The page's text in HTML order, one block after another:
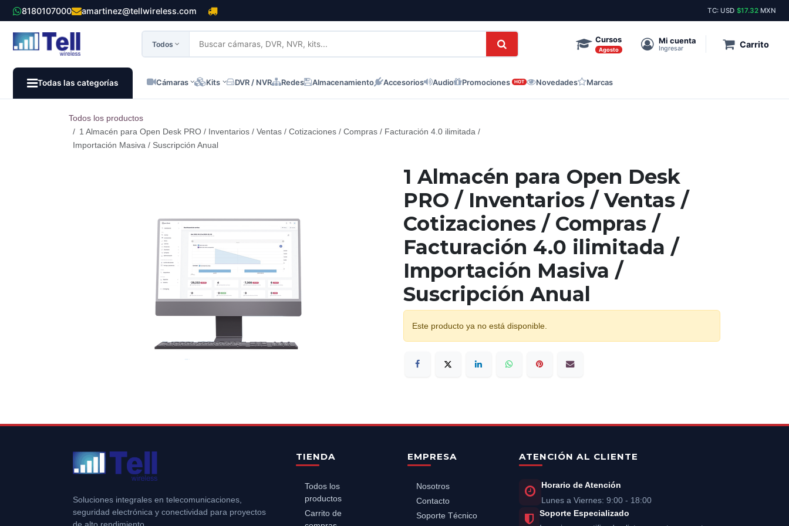
Ir al contenido
8180107000 amartinez@tellwireless.com Envíos el mismo día a toda la república. Stock
TC: USD $17.32 MXN
Todos
Cursos
Agosto
Mi cuenta
Ingresar Carrito
Todas las categorías Cámaras Kits DVR / NVR Redes Almacenamiento Accesorios Audio Promociones HOT Novedades Marcas
Todos los productos
1 Almacén para Open Desk PRO / Inventarios / Ventas / Cotizaciones / Compras / Facturación 4.0 ilimitada /
Importación Masiva / Suscripción Anual
1 Almacén para Open Desk
PRO / Inventarios / Ventas /
Cotizaciones / Compras /
Facturación 4.0 ilimitada /
Importación Masiva /
Suscripción Anual
Este producto ya no está disponible.
Soluciones integrales en telecomunicaciones,
seguridad electrónica y conectividad para proyectos
TIENDA
Todos los
productos
Carrito de
EMPRESA
Nosotros
Contacto
Soporte Técnico
ATENCIÓN AL CLIENTE
Horario de Atención
Lunes a Viernes: 9:00 - 18:00
Soporte Especializado